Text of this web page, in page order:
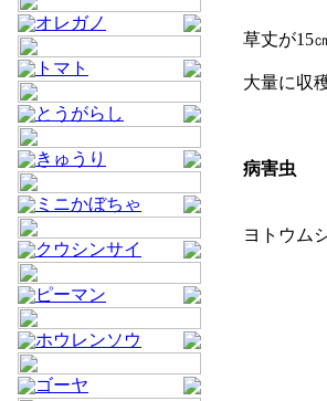
オレガノ
トマト
とうがらし
きゅうり
ミニかぼちゃ
クウシンサイ
ピーマン
ホウレンソウ
ゴーヤ
草丈が15
大量に収
病害虫
ヨトウム